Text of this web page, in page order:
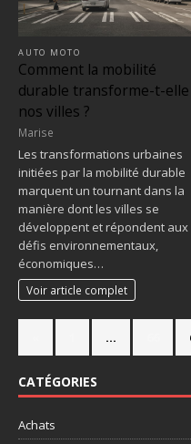
AUTO MOTO
Comment la mobilité
durable transforme-t-elle
nos villes ?
Marise
Les transformations urbaines
initiées par la mobilité durable
marquent un tournant dans la
manière dont les villes se
développent et répondent aux
défis environnementaux,
économiques…
Voir article complet
…
CATÉGORIES
Achats